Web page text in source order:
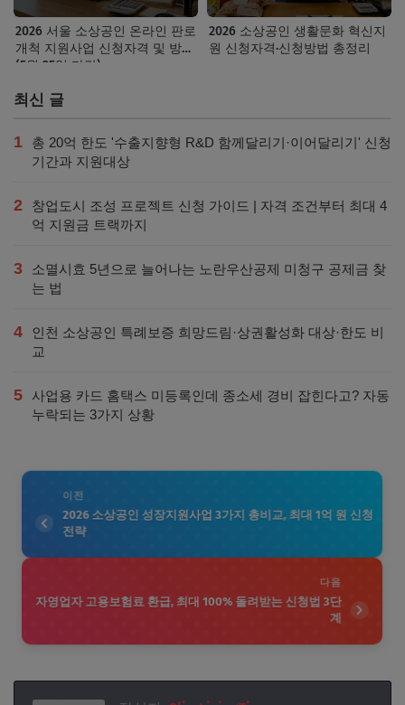
2026 서울 소상공인 온라인 판로
개척 지원사업 신청자격 및 방법
(5월 25일 마감)
2026 소상공인 생활문화 혁신지
원 신청자격·신청방법 총정리
최신 글
1
총 20억 한도 '수출지향형 R&D 함께달리기·이어달리기' 신청
기간과 지원대상
2
창업도시 조성 프로젝트 신청 가이드 | 자격 조건부터 최대 4
억 지원금 트랙까지
3
소멸시효 5년으로 늘어나는 노란우산공제 미청구 공제금 찾
는 법
4
인천 소상공인 특례보증 희망드림·상권활성화 대상·한도 비
교
5
사업용 카드 홈택스 미등록인데 종소세 경비 잡힌다고? 자동
누락되는 3가지 상황
이전
2026 소상공인 성장지원사업 3가지 총비교, 최대 1억 원 신청
전략
다음
자영업자 고용보험료 환급, 최대 100% 돌려받는 신청법 3단
계